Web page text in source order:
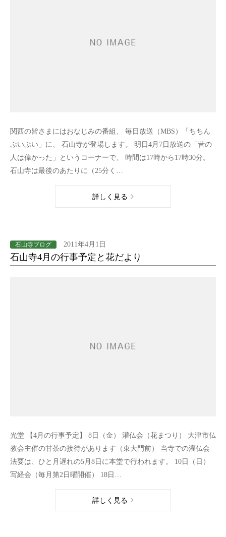
関西の皆さまにはおなじみの番組、 毎日放送（MBS）「ちちん
ぷいぷい」に、 石山寺が登場します。 明日4月7日放送の「昔の
人は偉かった」というコーナーで、 時間は17時から17時30分。
石山寺は最後のあたりに（25分く…
詳しく見る
石山寺ブログ 2011年4月1日
石山寺4月の行事予定と花だより
光堂 【4月の行事予定】 8日（金） 灌仏会（花まつり） 大津市仏
教会主催の甘茶の接待があります（東大門前） 当寺での灌仏会
法要は、ひと月遅れの5月8日に本堂で行われます。 10日（日）
写経会（毎月第2日曜開催） 18日…
詳しく見る